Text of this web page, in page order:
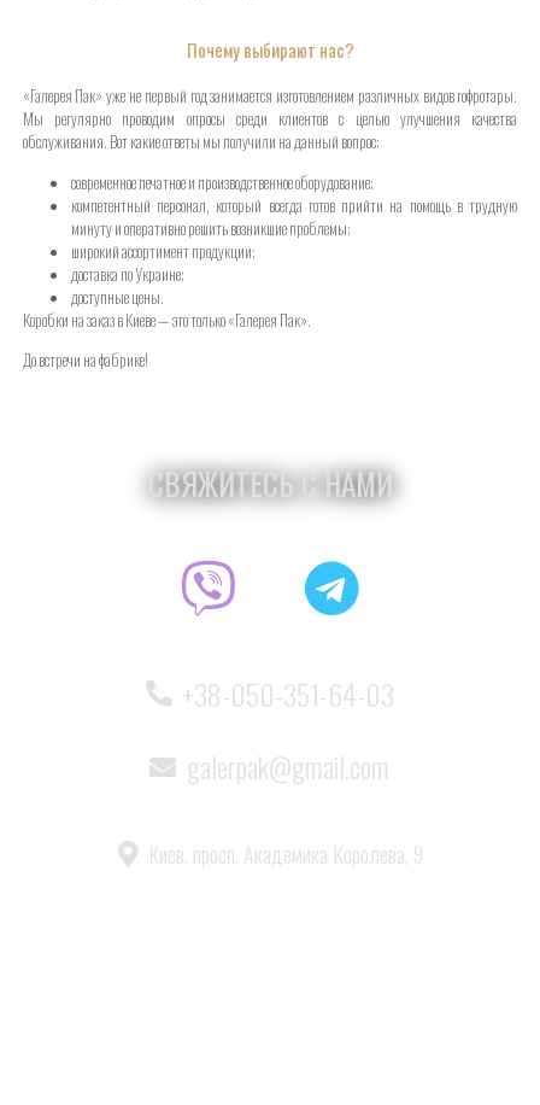
Почему выбирают нас?
«Галерея Пак» уже не первый год занимается изготовлением различных видов гофротары.
Мы регулярно проводим опросы среди клиентов с целью улучшения качества
обслуживания. Вот какие ответы мы получили на данный вопрос:
современное печатное и производственное оборудование;
компетентный персонал, который всегда готов прийти на помощь в трудную
минуту и оперативно решить возникшие проблемы;
широкий ассортимент продукции;
доставка по Украине;
доступные цены.
Коробки на заказ в Киеве — это только «Галерея Пак».
До встречи на фабрике!
СВЯЖИТЕСЬ С НАМИ
+38-050-351-64-03
galerpak@gmail.com
Киев, просп. Академика Королева, 9